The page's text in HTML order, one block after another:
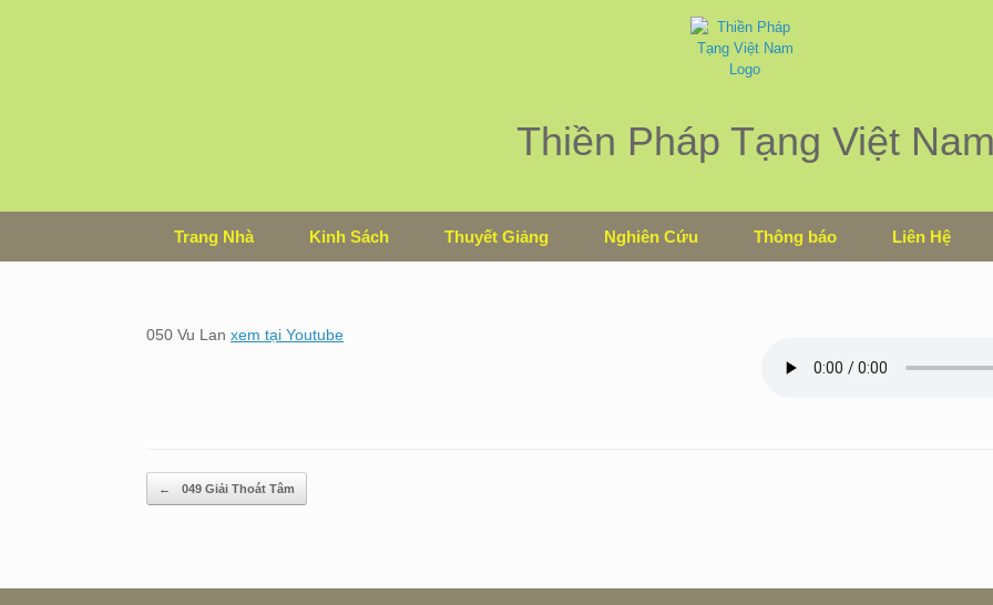
Thiền Pháp Tạng Việt Nam
Trang Nhà Kinh Sách Thuyết Giảng Nghiên Cứu Thông báo Liên Hệ
050 Vu Lan xem tại Youtube
Post navigation
← 049 Giải Thoát Tâm